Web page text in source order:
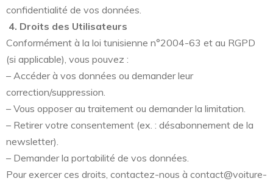
confidentialité de vos données.
4. Droits des Utilisateurs
Conformément à la loi tunisienne n°2004-63 et au RGPD
(si applicable), vous pouvez :
– Accéder à vos données ou demander leur
correction/suppression.
– Vous opposer au traitement ou demander la limitation.
– Retirer votre consentement (ex. : désabonnement de la
newsletter).
– Demander la portabilité de vos données.
Pour exercer ces droits, contactez-nous à contact@voiture-